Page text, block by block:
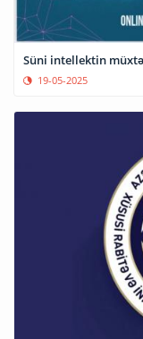
Süni intellektin
19-05-2025